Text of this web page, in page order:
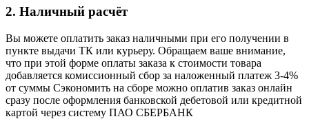
2. Наличный расчёт
Вы можете оплатить заказ наличными при его получении в
пункте выдачи ТК или курьеру. Обращаем ваше внимание,
что при этой форме оплаты заказа к стоимости товара
добавляется комиссионный сбор за наложенный платеж 3-4%
от суммы Сэкономить на сборе можно оплатив заказ онлайн
сразу после оформления банковской дебетовой или кредитной
картой через систему ПАО СБЕРБАНК